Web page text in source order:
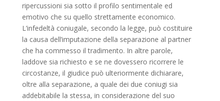
ripercussioni sia sotto il profilo sentimentale ed
emotivo che su quello strettamente economico.
L’infedeltà coniugale, secondo la legge, può costituire
la causa dell’imputazione della separazione al partner
che ha commesso il tradimento. In altre parole,
laddove sia richiesto e se ne dovessero ricorrere le
circostanze, il giudice può ulteriormente dichiarare,
oltre alla separazione, a quale dei due coniugi sia
addebitabile la stessa, in considerazione del suo